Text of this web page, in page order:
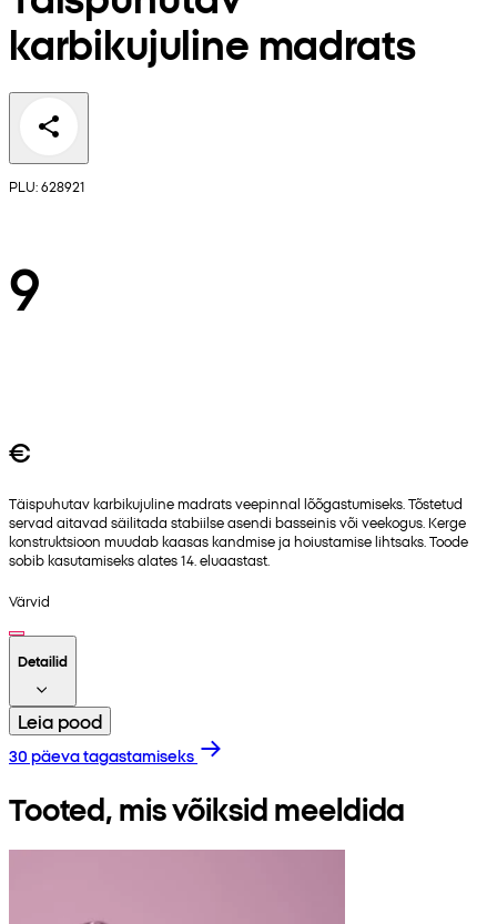
karbikujuline madrats
PLU: 628921
9
€
Täispuhutav karbikujuline madrats veepinnal lõõgastumiseks. Tõstetud
servad aitavad säilitada stabiilse asendi basseinis või veekogus. Kerge
konstruktsioon muudab kaasas kandmise ja hoiustamise lihtsaks. Toode
sobib kasutamiseks alates 14. eluaastast.
Värvid
Detailid
Leia pood
30 päeva tagastamiseks
Tooted, mis võiksid meeldida